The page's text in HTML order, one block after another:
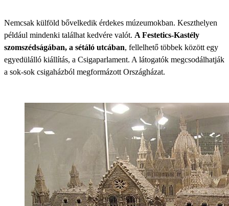
Nemcsak külföld bővelkedik érdekes múzeumokban. Keszthelyen
például mindenki találhat kedvére valót. A Festetics-Kastély
szomszédságában, a sétáló utcában, fellelhető többek között egy
egyedülálló kiállítás, a Csigaparlament. A látogatók megcsodálhatják
a sok-sok csigaházból megformázott Országházat.